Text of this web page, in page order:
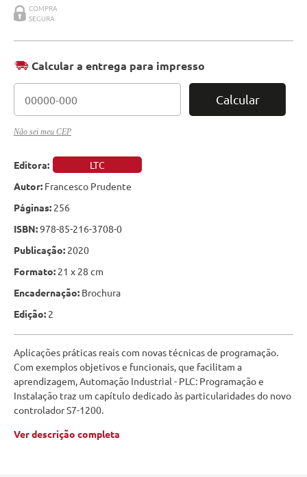
Editora:
LTC
Autor: Francesco Prudente
Páginas: 256
ISBN:978-85-216-3708-0
Publicação: 2020
Formato: 21 x 28 cm
Encadernação: Brochura
Edição: 2
Aplicações práticas reais com novas técnicas de programação.
Com exemplos objetivos e funcionais, que facilitam a
aprendizagem, Automação Industrial - PLC: Programação e
Instalação traz um capítulo dedicado às particularidades do novo
controlador S7-1200.
Ver descrição completa
Calcular a entrega para impresso
Calcular
Não sei meu CEP